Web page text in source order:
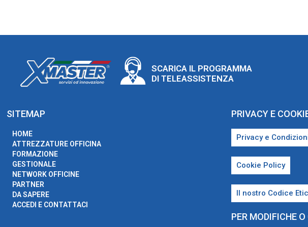
SCARICA IL PROGRAMMA
DI TELEASSISTENZA
SITEMAP
HOME
ATTREZZATURE OFFICINA
FORMAZIONE
GESTIONALE
NETWORK OFFICINE
PARTNER
DA SAPERE
ACCEDI E CONTATTACI
PRIVACY E
Privacy e
Cookie Policy
Il nostro Codice
PER MODIFICHE